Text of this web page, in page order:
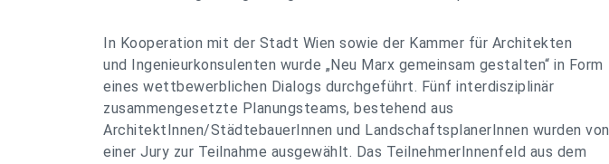
In Kooperation mit der Stadt Wien sowie der Kammer für Architekten
und Ingenieurkonsulenten wurde „Neu Marx gemeinsam gestalten“ in Form
eines wettbewerblichen Dialogs durchgeführt. Fünf interdisziplinär
zusammengesetzte Planungsteams, bestehend aus
ArchitektInnen/StädtebauerInnen und LandschaftsplanerInnen wurden von
einer Jury zur Teilnahme ausgewählt. Das TeilnehmerInnenfeld aus dem